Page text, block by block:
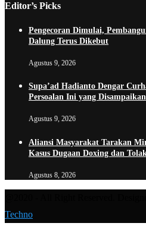
Editor’s Picks
Pengecoran Dimulai,
Dalung Terus Dikebut
Agustus 9, 2026
Supa’ad Hadianto Dengar
Persoalan Ini yang Disampaikan
Agustus 9, 2026
Aliansi Masyarakat Tarakan
Kasus Dugaan Doxing dan
Agustus 8, 2026
Techno